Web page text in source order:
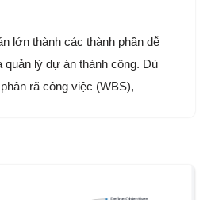
lớn thành các thành phần dễ
quản lý dự án thành công. Dù
rã công việc (WBS),